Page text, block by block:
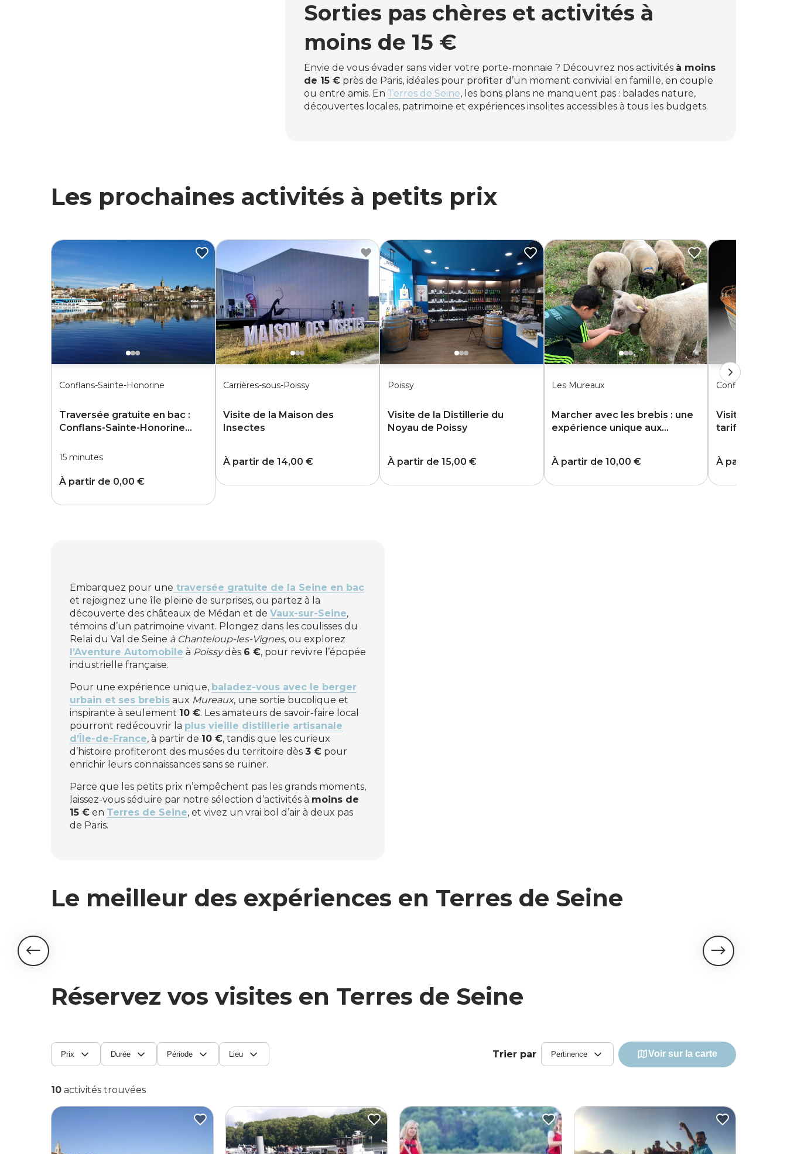
Sorties pas chères et activités à
moins de 15 €
Envie de vous évader sans vider votre porte-monnaie ? Découvrez nos activités à moins
de 15 € près de Paris, idéales pour profiter d’un moment convivial en famille, en couple
ou entre amis. En Terres de Seine, les bons plans ne manquent pas : balades nature,
découvertes locales, patrimoine et expériences insolites accessibles à tous les budgets.
Les prochaines activités à petits prix
Embarquez pour une traversée gratuite de la Seine en bac
et rejoignez une île pleine de surprises, ou partez à la
découverte des châteaux de Médan et de Vaux-sur-Seine,
témoins d’un patrimoine vivant. Plongez dans les coulisses du
Relai du Val de Seine à Chanteloup-les-Vignes, ou explorez
l’Aventure Automobile à Poissydès 6 €, pour revivre l’épopée
industrielle française.
Pour une expérience unique, baladez-vous avec le berger
urbain et ses brebis aux Mureaux, une sortie bucolique et
inspirante à seulement 10 €. Les amateurs de savoir-faire local
pourront redécouvrir la plus vieille distillerie artisanale
d’Île-de-France, à partir de 10 €, tandis que les curieux
d’histoire profiteront des musées du territoire dès 3 € pour
enrichir leurs connaissances sans se ruiner.
Parce que les petits prix n’empêchent pas les grands moments,
laissez-vous séduire par notre sélection d’activités à moins de
15 € en Terres de Seine, et vivez un vrai bol d’air à deux pas
de Paris.
Le meilleur des expériences en Terres de Seine
Saveurs &
Réservez vos visites en Terres de Seine